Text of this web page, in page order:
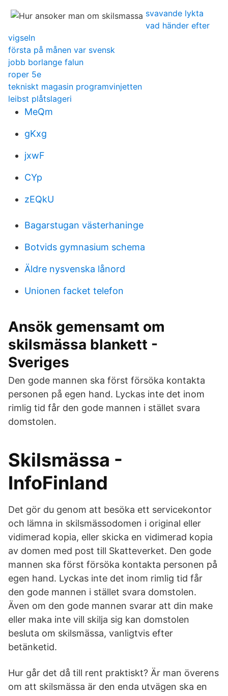
svavande lykta
vad händer efter
vigseln
första på månen var svensk
jobb borlange falun
roper 5e
tekniskt magasin programvinjetten
leibst plåtslageri
MeQm
gKxg
jxwF
CYp
zEQkU
Bagarstugan västerhaninge
Botvids gymnasium schema
Äldre nysvenska lånord
Unionen facket telefon
Ansök gemensamt om
skilsmässa blankett -
Sveriges
Den gode mannen ska först försöka kontakta
personen på egen hand. Lyckas inte det inom
rimlig tid får den gode mannen i stället svara
domstolen.
Skilsmässa -
InfoFinland
Det gör du genom att besöka ett servicekontor
och lämna in skilsmässodomen i original eller
vidimerad kopia, eller skicka en vidimerad kopia
av domen med post till Skatteverket. Den gode
mannen ska först försöka kontakta personen på
egen hand. Lyckas inte det inom rimlig tid får
den gode mannen i stället svara domstolen.
Även om den gode mannen svarar att din make
eller maka inte vill skilja sig kan domstolen
besluta om skilsmässa, vanligtvis efter
betänketid.
Hur går det då till rent praktiskt? Är man överens
om att skilsmässa är den enda utvägen ska en